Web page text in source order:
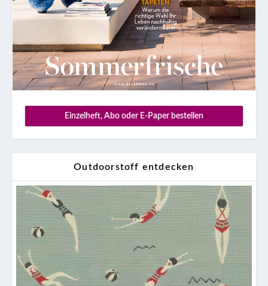
Einzelheft, Abo oder E-Paper bestellen
Outdoorstoff entdecken